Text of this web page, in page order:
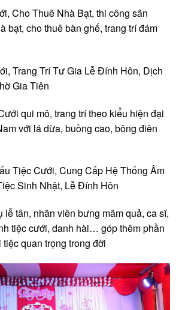
Cho Thuê Nhà Bạt, thi công sân
bạt, cho thuê bàn ghế, trang trí đám
Trang Trí Tư Gia Lễ Đính Hôn, Dịch
Gia Tiên
qui mô, trang trí theo kiểu hiện đại
với lá dừa, buồng cao, bông điên
Tiệc Cưới, Cung Cấp Hệ Thống Âm
Sinh Nhật, Lễ Đính Hôn
lễ tân, nhân viên bưng mâm quả, ca sĩ,
tiệc cưới, danh hài… góp thêm phần
quan trọng trong đời